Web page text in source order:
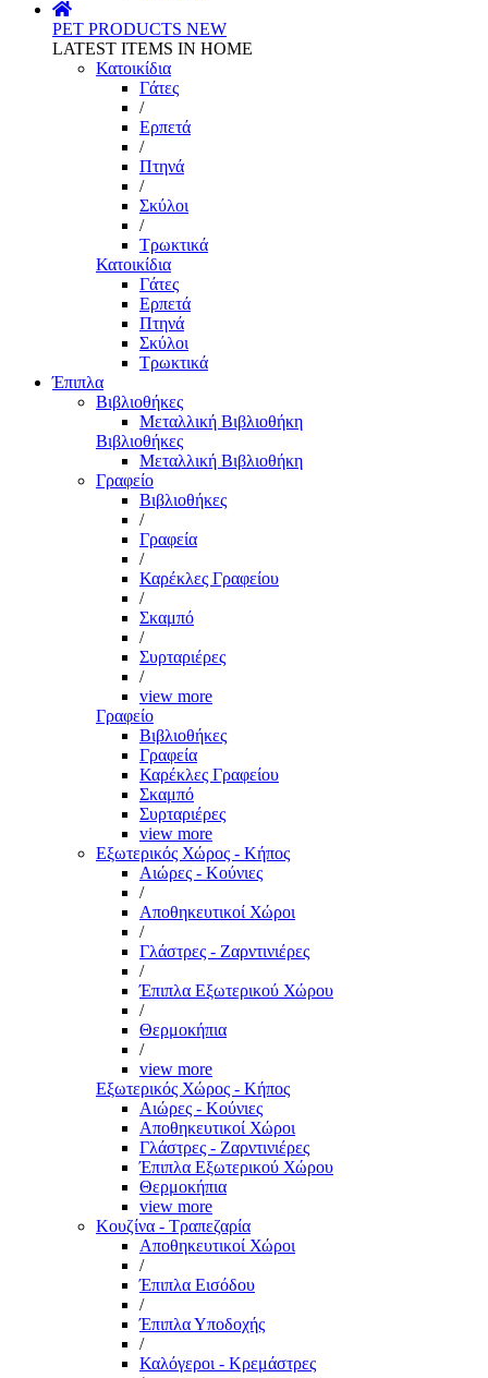
PET PRODUCTS NEW
LATEST ITEMS IN HOME
Κατοικίδια
Γάτες
/
Ερπετά
/
Πτηνά
/
Σκύλοι
/
Τρωκτικά
Κατοικίδια
Γάτες
Ερπετά
Πτηνά
Σκύλοι
Τρωκτικά
Έπιπλα
Βιβλιοθήκες
Μεταλλική Βιβλιοθήκη
Βιβλιοθήκες
Μεταλλική Βιβλιοθήκη
Γραφείο
Βιβλιοθήκες
/
Γραφεία
/
Καρέκλες Γραφείου
/
Σκαμπό
/
Συρταριέρες
/
view more
Γραφείο
Βιβλιοθήκες
Γραφεία
Καρέκλες Γραφείου
Σκαμπό
Συρταριέρες
view more
Εξωτερικός Χώρος - Κήπος
Αιώρες - Κούνιες
/
Αποθηκευτικοί Χώροι
/
Γλάστρες - Ζαρντινιέρες
/
Έπιπλα Εξωτερικού Χώρου
/
Θερμοκήπια
/
view more
Εξωτερικός Χώρος - Κήπος
Αιώρες - Κούνιες
Αποθηκευτικοί Χώροι
Γλάστρες - Ζαρντινιέρες
Έπιπλα Εξωτερικού Χώρου
Θερμοκήπια
view more
Κουζίνα - Τραπεζαρία
Αποθηκευτικοί Χώροι
/
Έπιπλα Εισόδου
/
Έπιπλα Υποδοχής
/
Καλόγεροι - Κρεμάστρες